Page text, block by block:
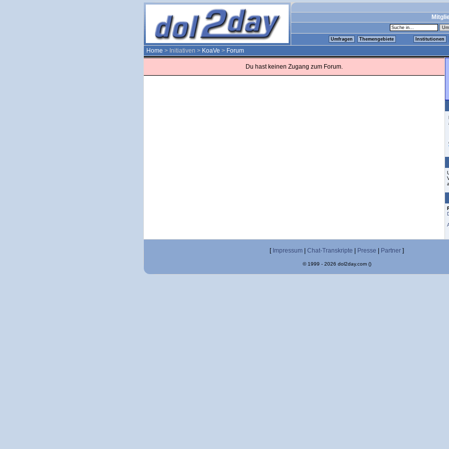
Umfragen Themengebiete Institutionen
Home > Initiativen > KoaVe > Forum
Du hast keinen Zugang zum Forum.
[ Impressum Chat-Transkripte Presse Partner ]
© 1999 - 2026 dol2day.com ()